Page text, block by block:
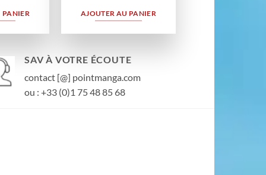
PANIER AJOUTER AU PANIER
SAV À VOTRE ÉCOUTE
contact [@] pointmanga.com
ou : +33 (0)1 75 48 85 68